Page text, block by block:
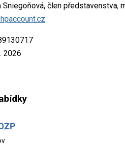
Sniegoňová, člen představenstva,
2026